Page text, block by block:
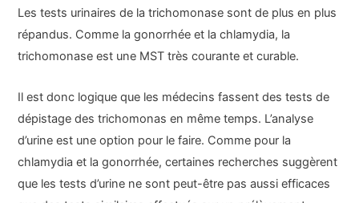
Les tests urinaires de la trichomonase sont de plus en plus
répandus. Comme la gonorrhée et la chlamydia, la
trichomonase est une MST très courante et curable.
Il est donc logique que les médecins fassent des tests de
dépistage des trichomonas en même temps. L’analyse
d’urine est une option pour le faire. Comme pour la
chlamydia et la gonorrhée, certaines recherches suggèrent
que les tests d’urine ne sont peut-être pas aussi efficaces